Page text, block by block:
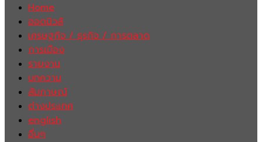
Home
ฮอตนิวส์
เศรษฐกิจ / ธุรกิจ / การตลาด
การเมือง
รายงาน
บทความ
สัมภาษณ์
ต่างประเทศ
english
อื่นๆ